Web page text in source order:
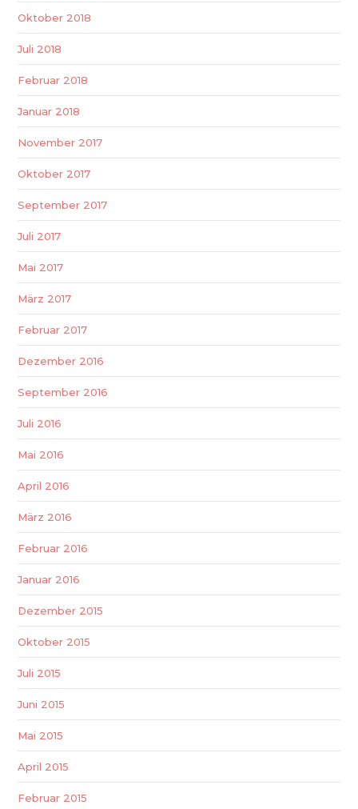
Oktober 2018
Juli 2018
Februar 2018
Januar 2018
November 2017
Oktober 2017
September 2017
Juli 2017
Mai 2017
März 2017
Februar 2017
Dezember 2016
September 2016
Juli 2016
Mai 2016
April 2016
März 2016
Februar 2016
Januar 2016
Dezember 2015
Oktober 2015
Juli 2015
Juni 2015
Mai 2015
April 2015
Februar 2015